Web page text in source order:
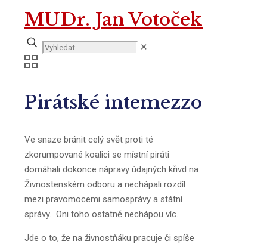
MUDr. Jan Votoček
✕
Pirátské intemezzo
Ve snaze bránit celý svět proti té
zkorumpované koalici se místní piráti
domáhali dokonce nápravy údajných křivd na
Živnostenském odboru a nechápali rozdíl
mezi pravomocemi samosprávy a státní
správy. Oni toho ostatně nechápou víc.
Jde o to, že na živnostňáku pracuje či spíše